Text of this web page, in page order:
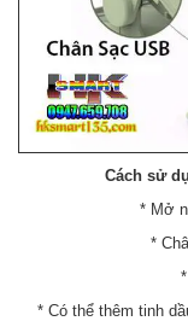
Cách sử
* Mở
*
* Có thể thêm tinh